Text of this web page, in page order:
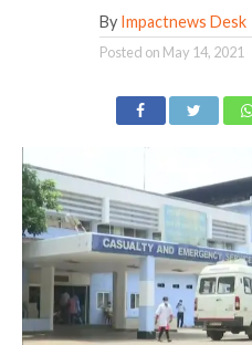
By Impactnews Desk
Posted on May 14, 2021